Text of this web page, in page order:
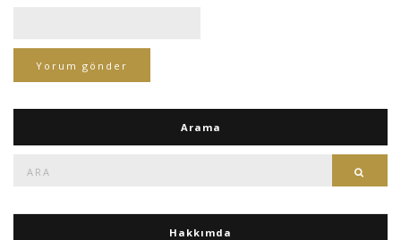
Arama
Hakkımda